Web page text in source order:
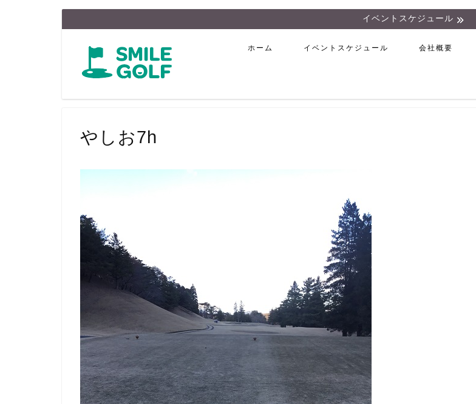
イベントスケジュール
ホーム イベントスケジュール 会社概要
やしお7h